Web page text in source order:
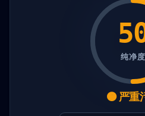
纯净度
🟠 严重